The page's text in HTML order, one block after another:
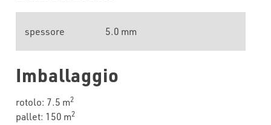
spessore 5.0 mm
Imballaggio
rotolo: 7.5 m2
pallet: 150 m2